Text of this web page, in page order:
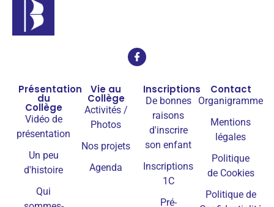
Présentation
du
Collège
Vidéo de
présentation
Un peu
d'histoire
Qui
Vie au
Collège
Activités /
Photos
Nos projets
Agenda
Inscriptions
De bonnes
raisons
d'inscrire
son enfant
Inscriptions
1C
Pré-
Contact
Organigramme
Mentions
légales
Politique
de Cookies
Politique de